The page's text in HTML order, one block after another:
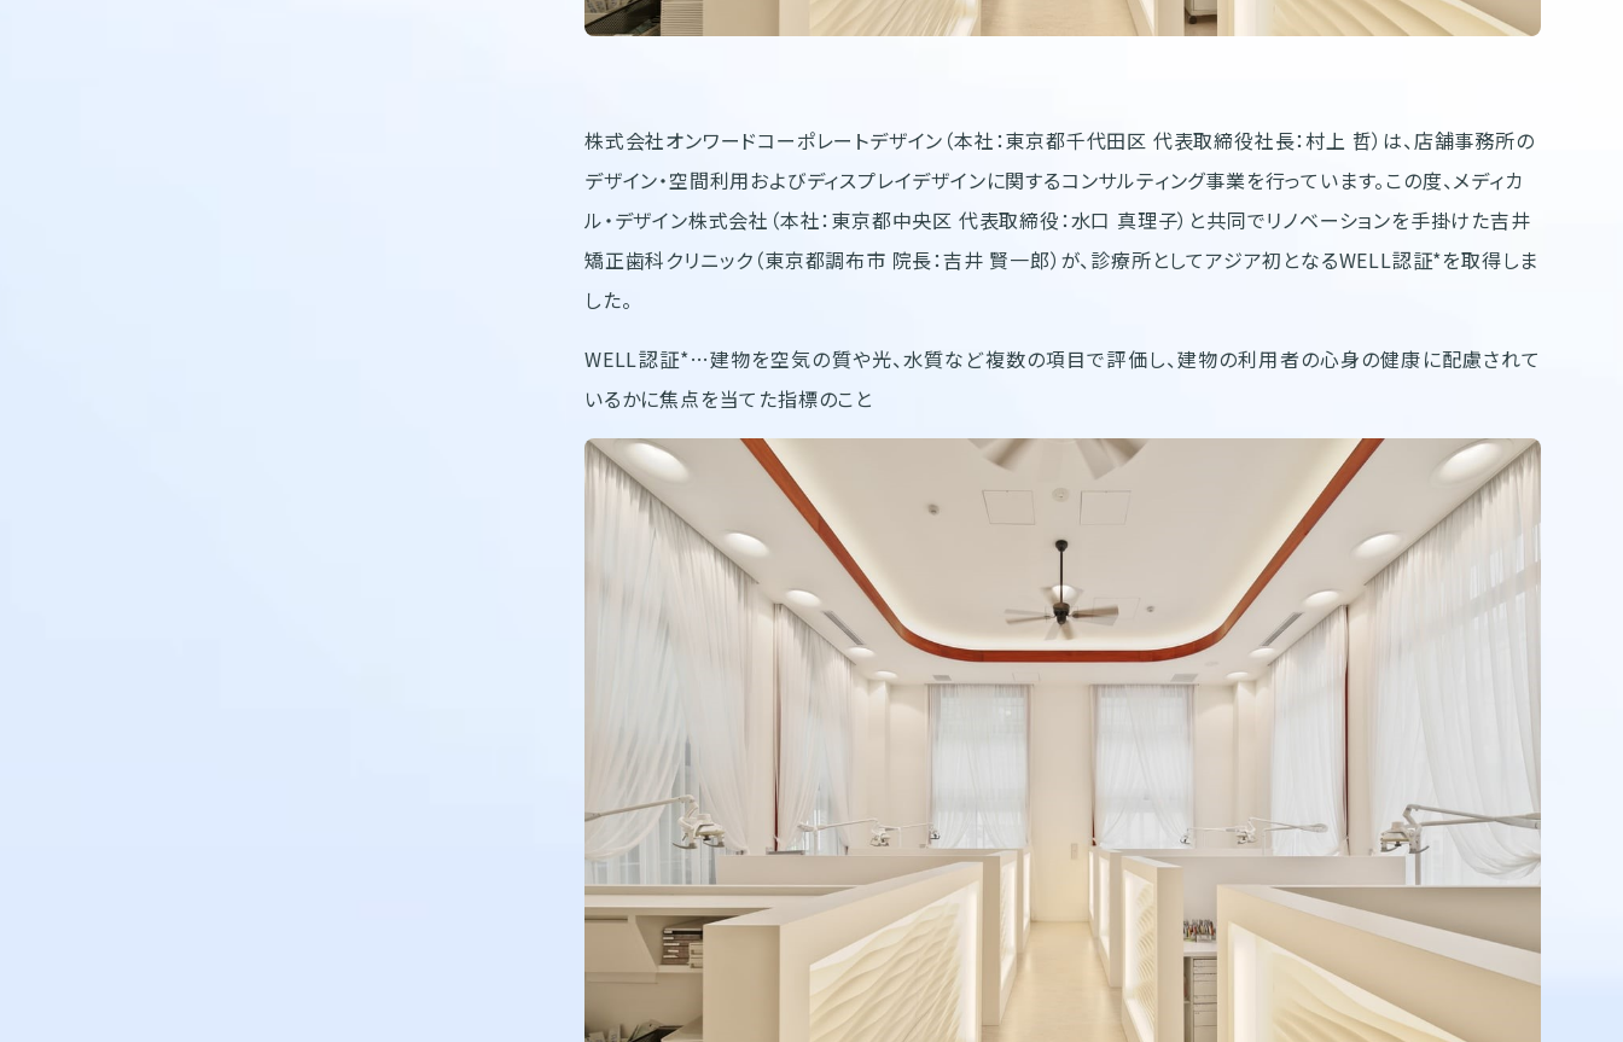
株式会社オンワードコーポレートデザイン（本社：東京都千代田区 代表取締役社長：村上 哲）は、店舗事務所の
デザイン・空間利用およびディスプレイデザインに関するコンサルティング事業を行っています。この度、メディカ
ル・デザイン株式会社（本社：東京都中央区 代表取締役：水口 真理子）と共同でリノベーションを手掛けた吉井
矯正歯科クリニック（東京都調布市 院長：吉井 賢一郎）が、診療所としてアジア初となるWELL認証*を取得しま
した。
WELL認証*…建物を空気の質や光、水質など複数の項目で評価し、建物の利用者の心身の健康に配慮されて
いるかに焦点を当てた指標のこと